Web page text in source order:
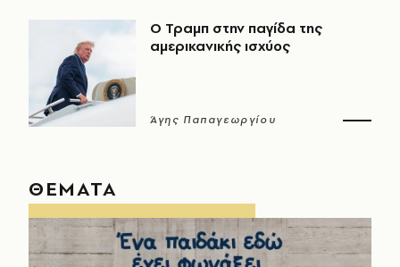
Ο Τραμπ στην παγίδα της
αμερικανικής ισχύος
Άγης Παπαγεωργίου
ΘΕΜΑΤΑ